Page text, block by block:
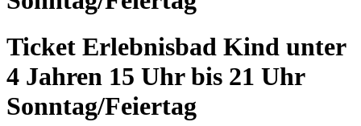
Ticket Erlebnisbad Kind unter
4 Jahren 15 Uhr bis 21 Uhr
Sonntag/Feiertag